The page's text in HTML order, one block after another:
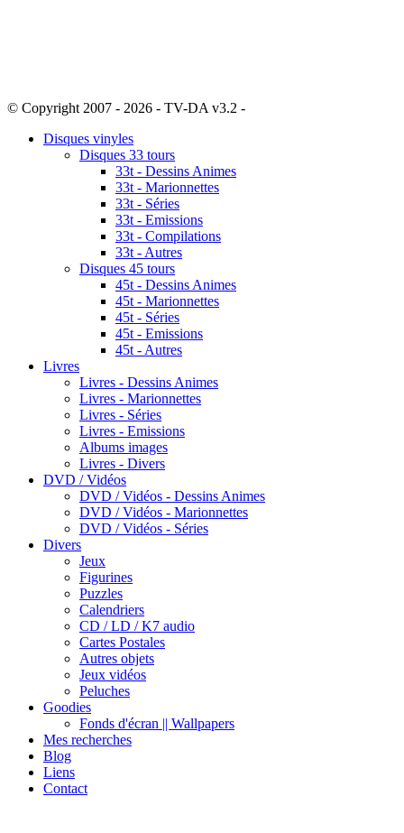
© Copyright 2007 - 2026 - TV-DA v3.2 -
Disques vinyles
Disques 33 tours
33t - Dessins Animes
33t - Marionnettes
33t - Séries
33t - Emissions
33t - Compilations
33t - Autres
Disques 45 tours
45t - Dessins Animes
45t - Marionnettes
45t - Séries
45t - Emissions
45t - Autres
Livres
Livres - Dessins Animes
Livres - Marionnettes
Livres - Séries
Livres - Emissions
Albums images
Livres - Divers
DVD / Vidéos
DVD / Vidéos - Dessins Animes
DVD / Vidéos - Marionnettes
DVD / Vidéos - Séries
Divers
Jeux
Figurines
Puzzles
Calendriers
CD / LD / K7 audio
Cartes Postales
Autres objets
Jeux vidéos
Peluches
Goodies
Fonds d'écran || Wallpapers
Mes recherches
Blog
Liens
Contact